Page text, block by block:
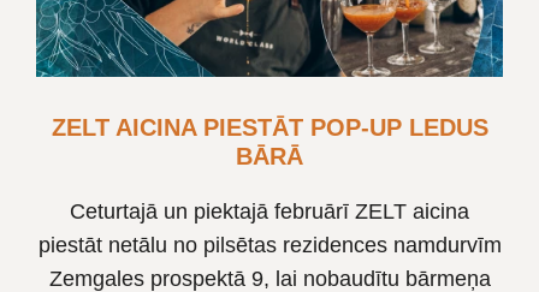
ZELT AICINA PIESTĀT POP-UP LEDUS
BĀRĀ
Ceturtajā un piektajā februārī ZELT aicina
piestāt netālu no pilsētas rezidences namdurvīm
Zemgales prospektā 9, lai nobaudītu bārmeņa